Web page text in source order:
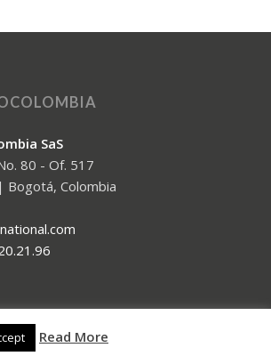
SaS
80 - Of. 517
Bogotá, Colombia
GDPR – Privacy – Terms and Conditions
Read More